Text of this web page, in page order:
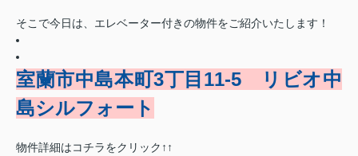
そこで今日は、エレベーター付きの物件をご紹介いたします！
室蘭市中島本町3丁目11-5 リビオ中
島シルフォート
物件詳細はコチラをクリック↑↑